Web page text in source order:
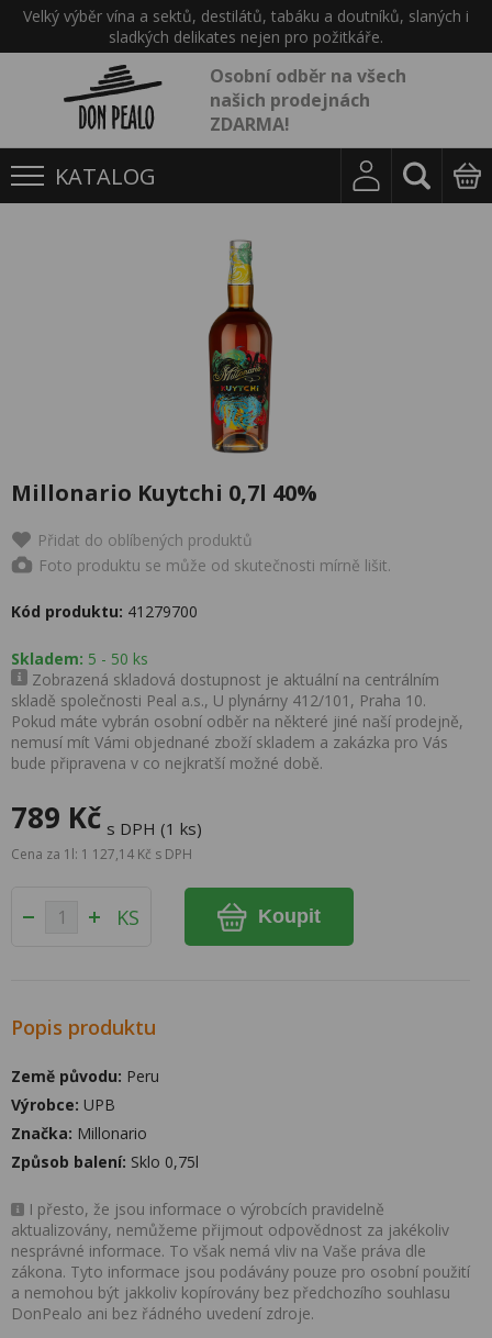
Velký výběr vína a sektů, destilátů, tabáku a doutníků, slaných i
sladkých delikates nejen pro požitkáře.
Osobní odběr na všech
našich prodejnách
ZDARMA!
KATALOG
Millonario Kuytchi 0,7l 40%
Přidat do oblíbených produktů
Foto produktu se může od skutečnosti mírně lišit.
Kód produktu: 41279700
Skladem: 5 - 50 ks
Zobrazená skladová dostupnost je aktuální na centrálním
skladě společnosti Peal a.s., U plynárny 412/101, Praha 10.
Pokud máte vybrán osobní odběr na některé jiné naší prodejně,
nemusí mít Vámi objednané zboží skladem a zakázka pro Vás
bude připravena v co nejkratší možné době.
789 Kč s DPH (1 ks)
Cena za 1l: 1 127,14 Kč s DPH
KS Koupit
Popis produktu
Země původu: Peru
Výrobce: UPB
Značka: Millonario
Způsob balení: Sklo 0,75l
I přesto, že jsou informace o výrobcích pravidelně
aktualizovány, nemůžeme přijmout odpovědnost za jakékoliv
nesprávné informace. To však nemá vliv na Vaše práva dle
zákona. Tyto informace jsou podávány pouze pro osobní použití
a nemohou být jakkoliv kopírovány bez předchozího souhlasu
DonPealo ani bez řádného uvedení zdroje.